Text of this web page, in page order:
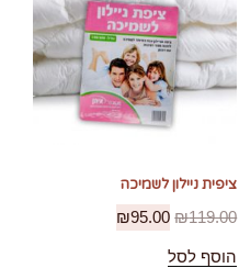
ציפית ניילון לשמיכה
₪119.00
₪95.00
הוסף לסל